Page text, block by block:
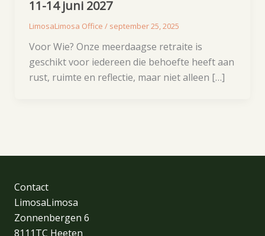
11-14 juni 2027
LimosaLimosa Office / september 25, 2025
Voor Wie? Onze meerdaagse retraite is
geschikt voor iedereen die behoefte heeft aan
rust, ruimte en reflectie, maar niet alleen […]
Contact
LimosaLimosa
Zonnenbergen 6
8111TC Heeten